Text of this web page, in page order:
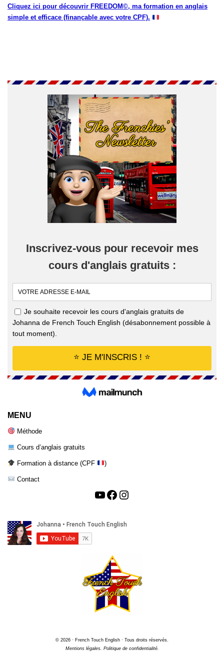
Cliquez ici pour découvrir FREEDOM©, ma formation en anglais
simple et efficace (finançable avec votre CPF).
MENU
Méthode
Cours d’anglais gratuits
Formation à distance (CPF )
Contact
© 2026 · French Touch English · Tous droits réservés.
Mentions légales. Politique de confidentialité.